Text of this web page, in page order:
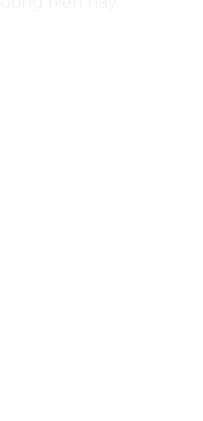
cao và bảo vệ
Nếu bạn cần thêm